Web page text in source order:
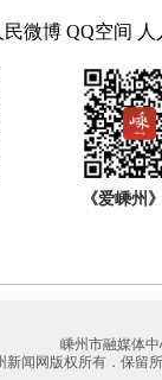
民微博 QQ空间 人
《爱嵊州
嵊州市融媒体
新闻网版权所有．保留